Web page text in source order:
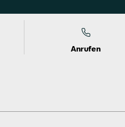
Anrufen